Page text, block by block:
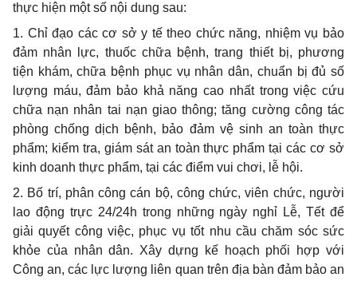
thực hiện một số nội dung sau:
1. Chỉ đạo các cơ sở y tế theo chức năng, nhiệm vụ bảo
đảm nhân lực, thuốc chữa bệnh, trang thiết bị, phương
tiện khám, chữa bệnh phục vụ nhân dân, chuẩn bị đủ số
lượng máu, đảm bảo khả năng cao nhất trong việc cứu
chữa nạn nhân tai nạn giao thông;tăng cường công tác
phòng chống dịch bệnh, bảo đảm vệ sinh an toàn thực
phẩm; kiểm tra, giám sát an toàn thực phẩm tại các cơ sở
kinh doanh thực phẩm, tại các điểm vui chơi, lễ hội.
2. Bố trí, phân công cán bộ, công chức, viên chức, người
lao động trực 24/24h trong những ngày nghỉ Lễ, Tết để
giải quyết công việc, phục vụ tốt nhu cầu chăm sóc sức
khỏe của nhân dân. Xây dựng kế hoạch phối hợp với
Công an, các lực lượng liên quan trên địa bàn đảm bảo an